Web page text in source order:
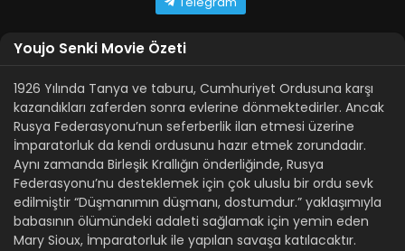
Youjo Senki Movie Özeti
1926 Yılında Tanya ve taburu, Cumhuriyet Ordusuna karşı
kazandıkları zaferden sonra evlerine dönmektedirler. Ancak
Rusya Federasyonu’nun seferberlik ilan etmesi üzerine
İmparatorluk da kendi ordusunu hazır etmek zorundadır.
Aynı zamanda Birleşik Krallığın önderliğinde, Rusya
Federasyonu’nu desteklemek için çok uluslu bir ordu sevk
edilmiştir “Düşmanımın düşmanı, dostumdur.” yaklaşımıyla
babasının ölümündeki adaleti sağlamak için yemin eden
Mary Sioux, İmparatorluk ile yapılan savaşa katılacaktır.